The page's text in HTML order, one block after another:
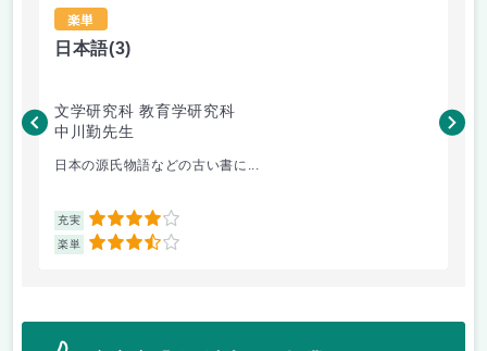
楽単
日本語(3)
文学研究科 教育学研究科
中川勤先生
日本の源氏物語などの古い書に...
充実 4
楽単 3.5
黒